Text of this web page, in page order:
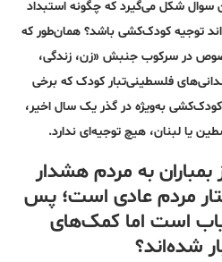
سوال شکل می‌گیرد که چگونه استبداد
توجیه کودک‌کشی باشد؟ همان‌طور که
در سرکوب جنبش «زن، زندگی،
فلسطینی‌تبار کودک که برخی
کودک‌کشی به‌ویژه در گذر یک سال اخیر،
یا لبنان، هیچ توجیه‌ای ندارد.
به مردم هشدار
مردم عادی است؛ پس
است اما کمک‌های
شده‌اند؟